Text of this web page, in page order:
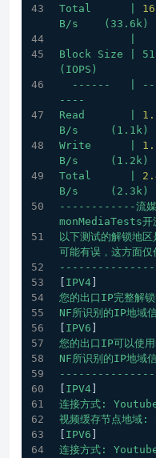
Total
B/s
(33.6k)
Block Size
(IOPS)
------
----
Read
B/s
(1.1k)
Write
B/s
(1.2k)
Total
B/s
(2.3k)
------------流媒
以下测试的解锁地
可能有误，这方面仅
IPV4
您的出口IP完整解
NF所识别的IP地域
IPV6
您的出口IP可以
NF所识别的IP地域
IPV4
连接方式:
视频缓存节点地域:
IPV6
连接方式: